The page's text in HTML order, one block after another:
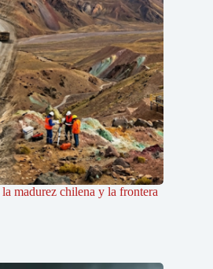
madurez chilena y la frontera